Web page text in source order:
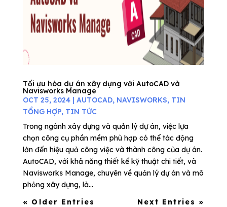
Tối ưu hóa dự án xây dựng với AutoCAD và
Navisworks Manage
OCT 25, 2024| AUTOCAD, NAVISWORKS, TIN
TỔNG HỢP, TIN TỨC
Trong ngành xây dựng và quản lý dự án, việc lựa
chọn công cụ phần mềm phù hợp có thể tác động
lớn đến hiệu quả công việc và thành công của dự án.
AutoCAD, với khả năng thiết kế kỹ thuật chi tiết, và
Navisworks Manage, chuyên về quản lý dự án và mô
phỏng xây dựng, là...
« Older Entries
Next Entries »